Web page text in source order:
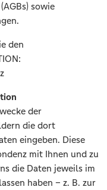
sowie
den
der
die dort
eingeben. Diese
mit Ihnen und zu
die Daten jeweils im
haben – z. B. zur